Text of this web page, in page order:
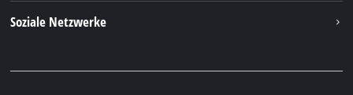
Nachhaltigkeit
Soziale Netzwerke